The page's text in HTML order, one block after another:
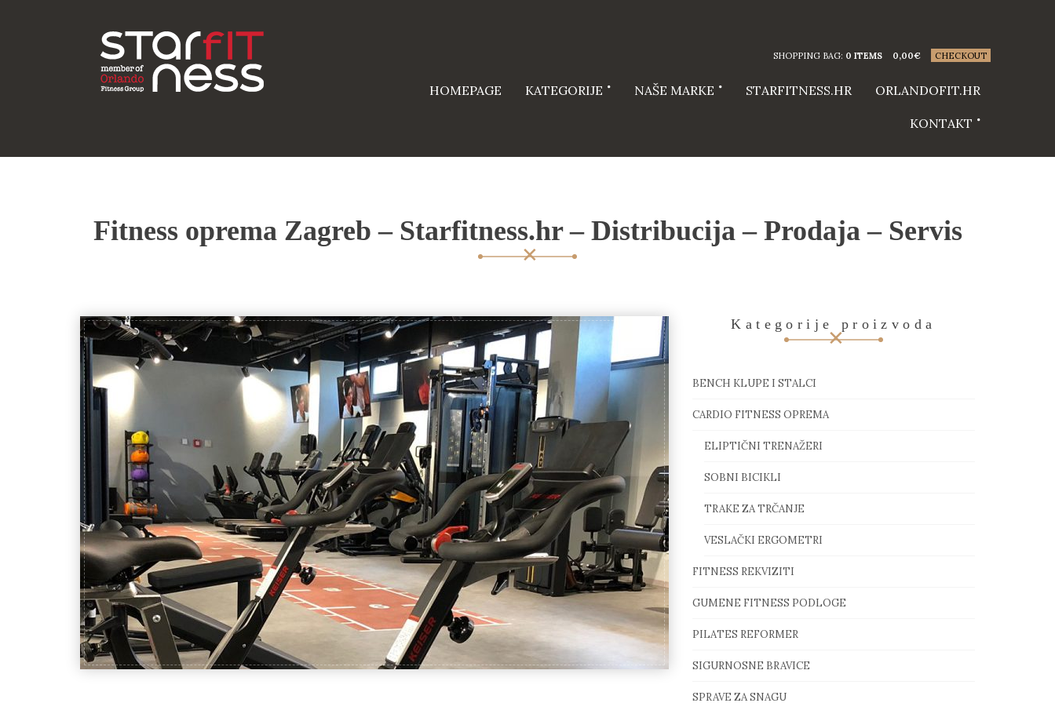
SHOPPING BAG: 0 ITEMS 0,00€ CHECKOUT
HOMEPAGE KATEGORIJE NAŠE MARKE STARFITNESS.HR ORLANDOFIT.HR
KONTAKT
Fitness oprema Zagreb – Starfitness.hr – Distribucija – Prodaja – Servis
Kategorije proizvoda
BENCH KLUPE I STALCI
CARDIO FITNESS OPREMA
ELIPTIČNI TRENAŽERI
SOBNI BICIKLI
TRAKE ZA TRČANJE
VESLAČKI ERGOMETRI
FITNESS REKVIZITI
GUMENE FITNESS PODLOGE
PILATES REFORMER
SIGURNOSNE BRAVICE
SPRAVE ZA SNAGU